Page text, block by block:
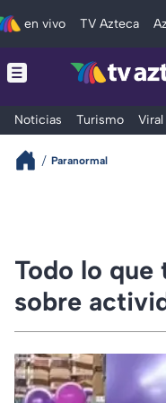
en vivo TV Azteca
Noticias Turismo
Paranormal
Todo lo que
sobre